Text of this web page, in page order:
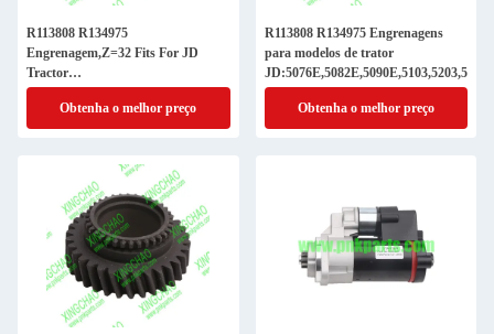
R113808 R134975
Engrenagem,Z=32 Fits For JD
Tractor
Models:5076E,5082E,5090E,5103,5203,5303
Obtenha o melhor preço
R113808 R134975 Engrenagens
para modelos de trator
JD:5076E,5082E,5090E,5103,5203,530
Obtenha o melhor preço